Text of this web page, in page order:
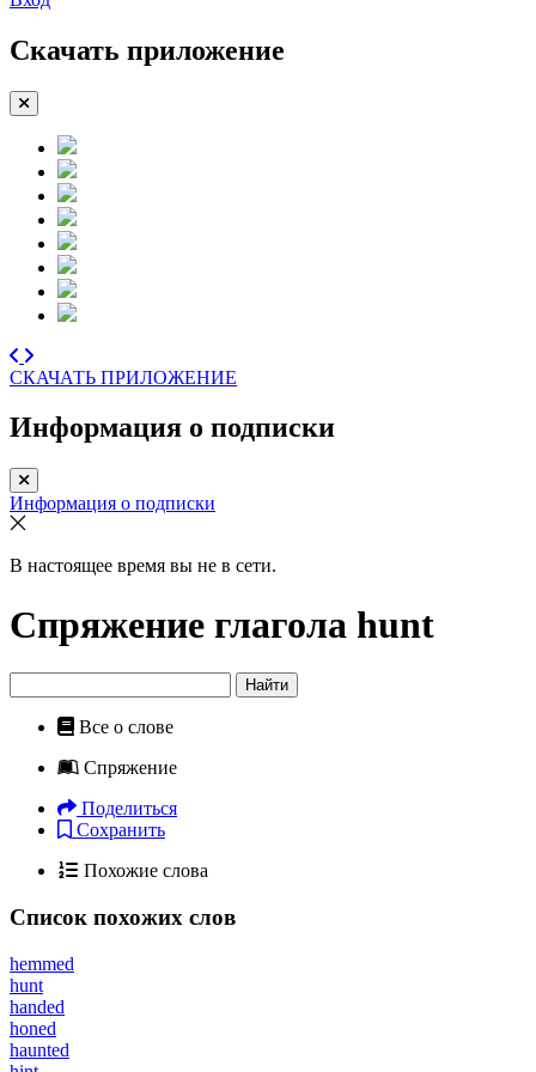
Скачать приложение
СКАЧАТЬ ПРИЛОЖЕНИЕ
Информация о подписки
Информация о подписки
В настоящее время вы не в сети.
Спряжение глагола hunt
Найти
Все о слове
Спряжение
Поделиться
Сохранить
Похожие слова
Список похожих слов
hemmed
hunt
handed
honed
haunted